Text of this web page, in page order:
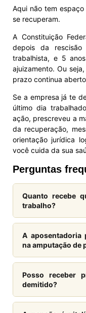
Aqui não tem
se recuperam.
A Constituição
depois da
trabalhista, e 5
ajuizamento. Ou
prazo continua
Se a empresa já te
último dia
ação, prescreveu a
da recuperação,
orientação jurídica
você cuida da sua
Perguntas
Quanto recebe
trabalho?
Casos recentes
1,3 milhão e R$
vitalícia, dano
incapacidade e
A aposentadoria
na amputação de
Em amputação
amputação
do tipo de
permanente, a
Posso receber
demitido?
Pode. A